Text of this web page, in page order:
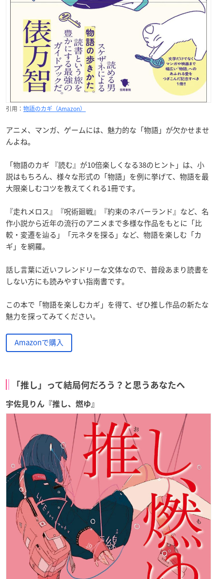
引用： 物語のカギ（Amazon）
アニメ、マンガ、ゲームには、魅力的な「物語」が欠かせませ
んよね。
「物語のカギ 『読む』が10倍楽しくなる38のヒント」は、小
説はもちろん、様々な形式の「物語」を例に挙げて、物語を最
大限楽しむコツを教えてくれる1冊です。
『走れメロス』『呪術廻戦』『約束のネバーランド』など、名
作小説から近年の流行のアニメまで多様な作品をもとに「比
較・変遷を辿る」「元ネタを探る」など、物語を楽しむ「カ
ギ」を網羅。
話し言葉に近いフレンドリーな文体なので、普段あまり読書を
しない方にも読みやすい指南書です。
この本で「物語を楽しむカギ」を得て、ぜひ推し作品の新たな
魅力を探ってみてください。
Amazonで購入
「推し」って結局何だろう？と思うあなたへ
宇佐見りん『推し、燃ゆ』